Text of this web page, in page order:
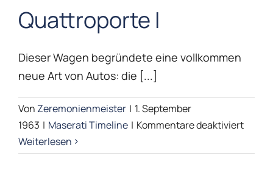
Quattroporte I
Quattroporte I
Dieser Wagen begründete eine vollkommen
neue Art von Autos: die [...]
Von Zeremonienmeister | 1. September
1963 | Maserati Timeline | Kommentare deaktiviertfür
I
Weiterlesen